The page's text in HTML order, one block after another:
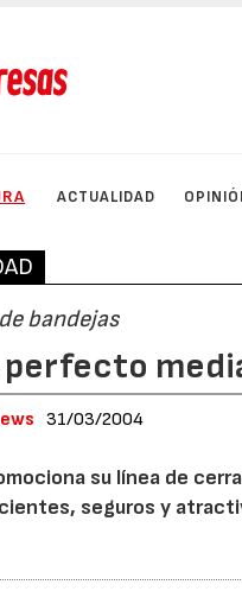
ACTUALIDAD
bandejas
31/03/2004
su línea de
seguros y